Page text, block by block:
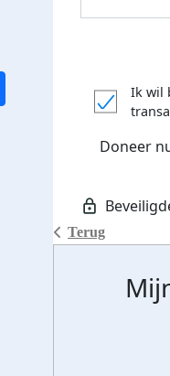
Terug
Ik wil
Doneer